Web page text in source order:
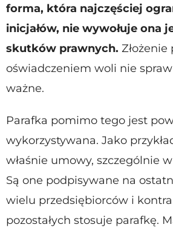
forma, która najczęściej
inicjałów, nie wywołuje ona
skutków prawnych.
oświadczeniem woli nie
ważne.
Parafka pomimo tego jest
wykorzystywana. Jako
właśnie umowy, szczególnie
Są one podpisywane na
wielu przedsiębiorców i
pozostałych stosuje parafkę.